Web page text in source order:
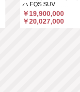
ハ EQS SUV ……
￥19,900,000
￥20,027,000